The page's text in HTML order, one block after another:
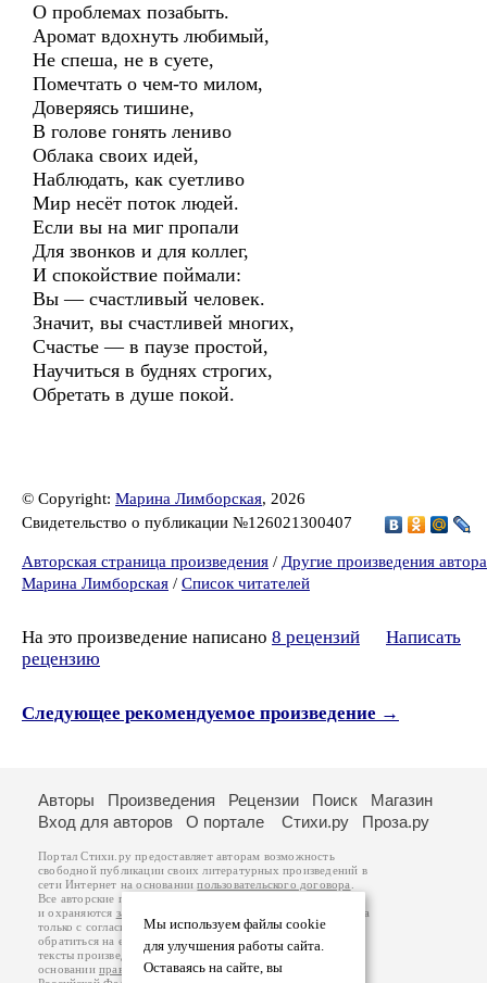
О проблемах позабыть.
Аромат вдохнуть любимый,
Не спеша, не в суете,
Помечтать о чем-то милом,
Доверяясь тишине,
В голове гонять лениво
Облака своих идей,
Наблюдать, как суетливо
Мир несёт поток людей.
Если вы на миг пропали
Для звонков и для коллег,
И спокойствие поймали:
Вы — счастливый человек.
Значит, вы счастливей многих,
Счастье — в паузе простой,
Научиться в буднях строгих,
Обретать в душе покой.
© Copyright: Марина Лимборская, 2026
Свидетельство о публикации №126021300407
Авторская страница произведения / Другие произведения автора
Марина Лимборская / Список читателей
На это произведение написано 8 рецензий
Написать
рецензию
Следующее рекомендуемое произведение →
Мы используем файлы cookie
для улучшения работы сайта.
Оставаясь на сайте, вы
Авторы Произведения Рецензии Поиск
Магазин
Вход для авторов
О портале Стихи.ру Проза.ру
Портал Стихи.ру предоставляет авторам возможность
свободной публикации своих литературных произведений в
сети Интернет на основаниипользовательского договора
Все авторские права на произведения принадлежат авторам
и охраняются законом
. Перепечатка произведений возможна
только с согласия его автора, к которому вы можете
обратиться на его авторской странице. Ответственность за
тексты произведений авторы несут самостоятельно на
основанииправил публикацииизаконодательства